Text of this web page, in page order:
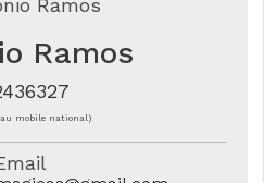
Ramos
mobile national)